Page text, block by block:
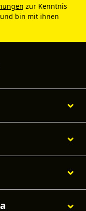
zur Kenntnis
bin mit ihnen